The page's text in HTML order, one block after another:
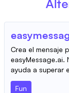
Crea el mensaje
easyMessage.ai.
ayuda a superar
Fun